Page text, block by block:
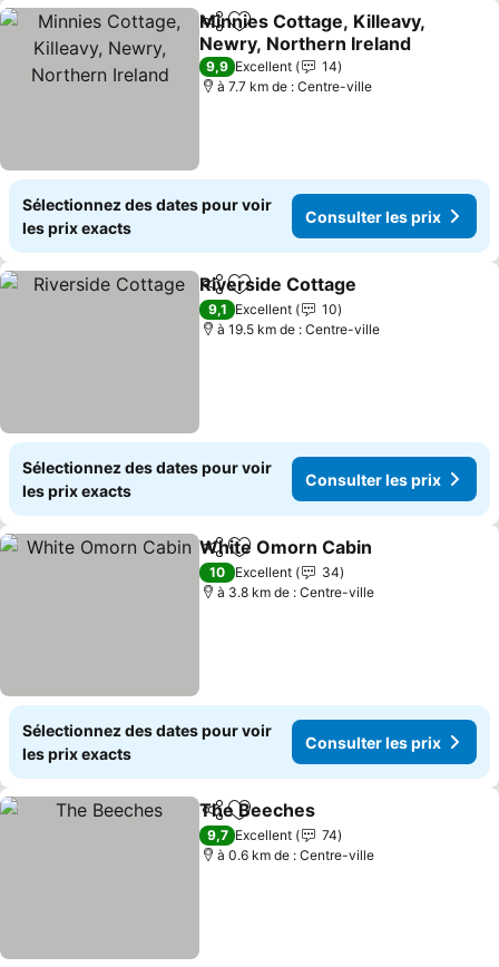
PartagerAjouter à mes favoris
Minnies Cottage, Killeavy,
Newry, Northern Ireland
9,9 Excellent
14
à 7.7 km de : Centre-ville
Sélectionnez des dates pour voir
les prix exacts
Consulter les prix
PartagerAjouter à mes favoris
Riverside Cottage
9,1 Excellent
10
à 19.5 km de : Centre-ville
Sélectionnez des dates pour voir
les prix exacts
Consulter les prix
PartagerAjouter à mes favoris
White Omorn Cabin
10 Excellent
34
à 3.8 km de : Centre-ville
Sélectionnez des dates pour voir
les prix exacts
Consulter les prix
PartagerAjouter à mes favoris
The Beeches
9,7 Excellent
74
à 0.6 km de : Centre-ville